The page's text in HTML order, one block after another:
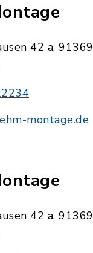
42 a, 91369
montage.de
42 a, 91369